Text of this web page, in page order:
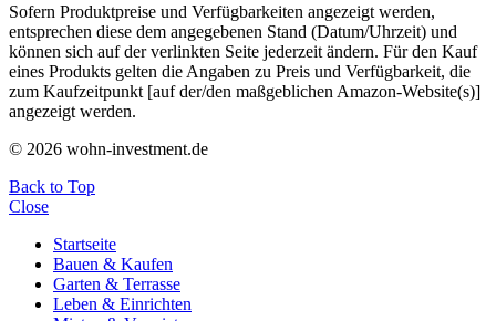
Sofern Produktpreise und Verfügbarkeiten angezeigt werden,
entsprechen diese dem angegebenen Stand (Datum/Uhrzeit) und
können sich auf der verlinkten Seite jederzeit ändern. Für den Kauf
eines Produkts gelten die Angaben zu Preis und Verfügbarkeit, die
zum Kaufzeitpunkt [auf der/den maßgeblichen Amazon-Website(s)]
angezeigt werden.
© 2026 wohn-investment.de
Back to Top
Close
Startseite
Bauen & Kaufen
Garten & Terrasse
Leben & Einrichten